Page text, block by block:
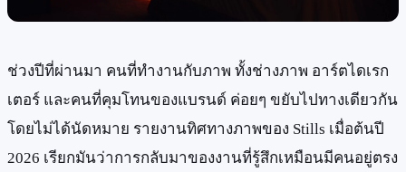
ช่วงปีที่ผ่านมา คนที่ทำงานกับภาพ ทั้งช่างภาพ อาร์ตไดเรก
เตอร์ และคนที่คุมโทนของแบรนด์ ค่อยๆ ขยับไปทางเดียวกัน
โดยไม่ได้นัดหมาย รายงานทิศทางภาพของ Stills เมื่อต้นปี
2026 เรียกมันว่าการกลับมาของงานที่รู้สึกเหมือนมีคนอยู่ตรง